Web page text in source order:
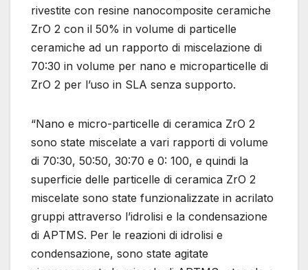
rivestite con resine nanocomposite ceramiche
ZrO 2 con il 50% in volume di particelle
ceramiche ad un rapporto di miscelazione di
70:30 in volume per nano e microparticelle di
ZrO 2 per l’uso in SLA senza supporto.
“Nano e micro-particelle di ceramica ZrO 2
sono state miscelate a vari rapporti di volume
di 70:30, 50:50, 30:70 e 0: 100, e quindi la
superficie delle particelle di ceramica ZrO 2
miscelate sono state funzionalizzate in acrilato
gruppi attraverso l’idrolisi e la condensazione
di APTMS. Per le reazioni di idrolisi e
condensazione, sono state agitate